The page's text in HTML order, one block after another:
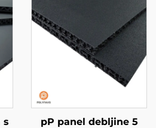
s
pP panel debljine 5